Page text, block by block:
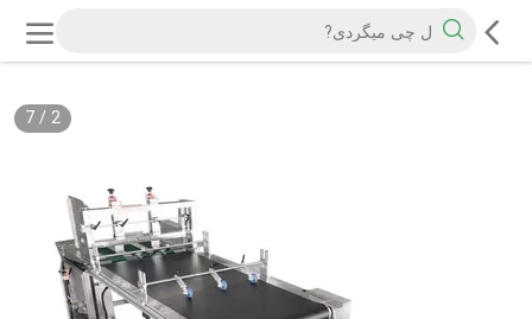
2
/
7